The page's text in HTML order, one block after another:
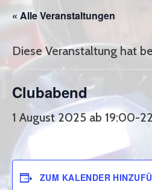
« Alle Veranstaltungen
Diese Veranstaltung hat
Clubabend
1 August 2025 ab 19:00-
ZUM KALENDER